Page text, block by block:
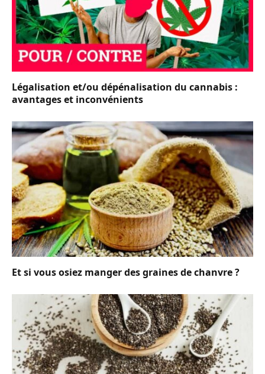
Légalisation et/ou dépénalisation du cannabis :
avantages et inconvénients
Et si vous osiez manger des graines de chanvre ?